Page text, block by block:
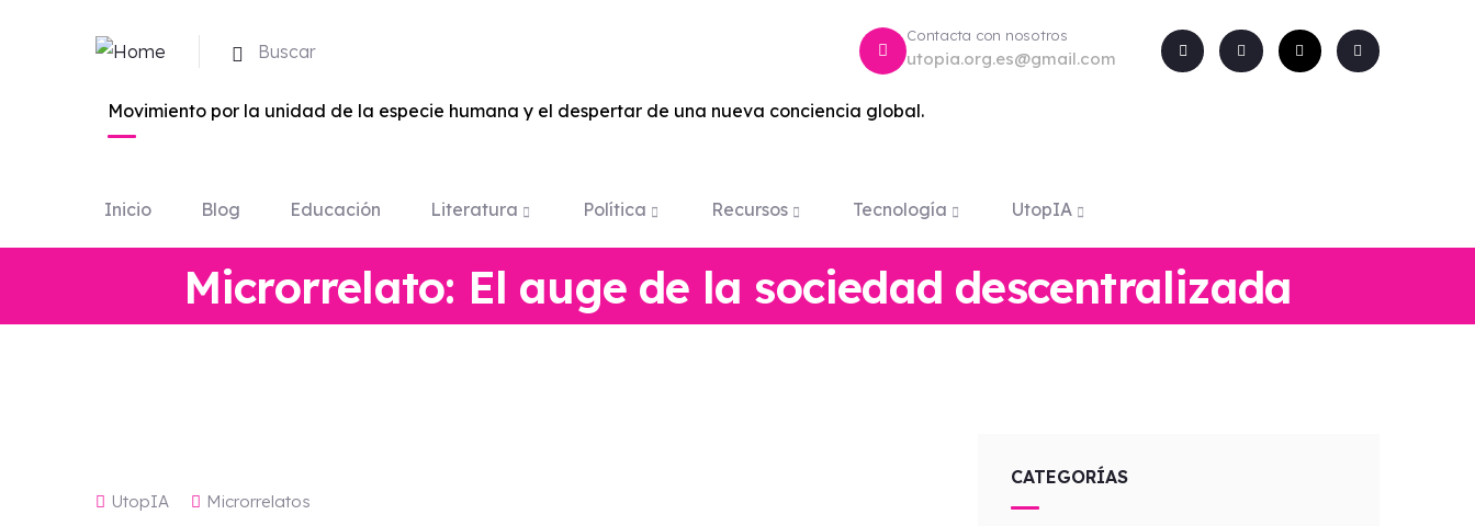
Buscar
Contacta con nosotros
utopia.org.es@gmail.com
Movimiento por la unidad de la especie humana y el despertar de una nueva conciencia global.
Inicio Blog Educación Literatura Política Recursos Tecnología UtopIA
Microrrelato: El auge de la sociedad descentralizada
UtopIA Microrrelatos
CATEGORÍAS